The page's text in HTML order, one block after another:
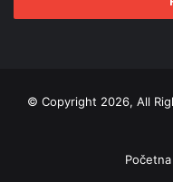
© Copyright 2026, All
Početna